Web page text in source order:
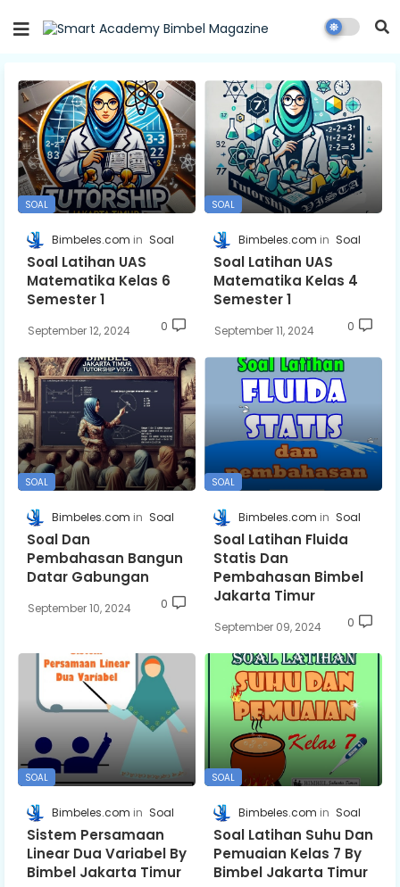
SOAL
Bimbeles.com Soal
Soal Latihan UAS
Matematika Kelas 6
Semester 1
September 12, 2024 0
SOAL
Bimbeles.com Soal
Soal Latihan UAS
Matematika Kelas 4
Semester 1
September 11, 2024 0
SOAL
Bimbeles.com Soal
Soal Dan
Pembahasan Bangun
Datar Gabungan
September 10, 2024 0
SOAL
Bimbeles.com Soal
Soal Latihan Fluida
Statis Dan
Pembahasan Bimbel
Jakarta Timur
September 09, 2024 0
SOAL
Bimbeles.com Soal
Sistem Persamaan
Linear Dua Variabel By
Bimbel Jakarta Timur
SOAL
Bimbeles.com Soal
Soal Latihan Suhu Dan
Pemuaian Kelas 7 By
Bimbel Jakarta Timur